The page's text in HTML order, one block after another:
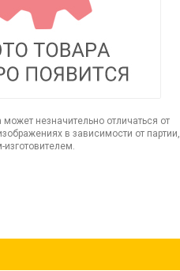
незначительно отличаться от
в зависимости от партии,